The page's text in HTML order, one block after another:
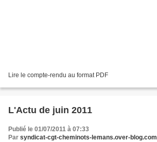
Lire le compte-rendu au format PDF
L'Actu de juin 2011
Publié le 01/07/2011 à 07:33
Par syndicat-cgt-cheminots-lemans.over-blog.com